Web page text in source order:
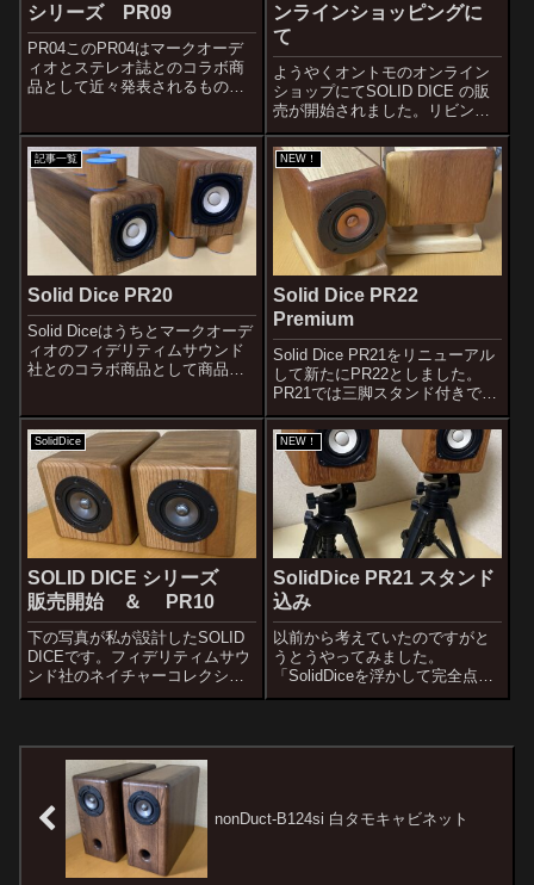
シリーズ PR09
PR04このPR04はマークオーデ
ィオとステレオ誌とのコラボ商
品として近々発表されるもので
マイカ版になる予定です。ユー
ヴェ工房としてこの小型デスク
トップ用パッシブラジエーター
式はシリー...
ンラインショッピングに
て
ようやくオントモのオンライン
ショップにてSOLID DICE の販
売が開始されました。リビング
オーディオというコンセプトに
なっていますが、もともとはデ
スクトップで高品位な小型スピ
ーカーというコンセプトで開発
したものです。デスクトップだ
けでは...
記事一覧
Solid Dice PR20
Solid Diceはうちとマークオーデ
ィオのフィデリティムサウンド
社とのコラボ商品として商品化
ています。どこで購入しても同
じスピーカーです。ユニットや
サイズを変更して同じスタイル
のス...
NEW！
Solid Dice PR22
Premium
Solid Dice PR21をリニューアル
して新たにPR22としました。
PR21では三脚スタンド付きでこ
れはイケる！と思っていたので
すが、どうもわたしの独りよが
りだったようであまり評判も良
くなくてガッカリな結果でし
た。家人は最初から、ダサ...
SolidDice
SOLID DICE シリーズ
販売開始 ＆ PR10
下の写真が私が設計したSOLID
DICEです。フィデリティムサウ
ンド社のネイチャーコレクショ
ンとして販売が開始されます。
友社のオンラインショッピング
でも販売が開始されます。非常
NEW！
SolidDice PR21 スタンド
込み
以前から考えていたのですがと
うとうやってみました。
「SolidDiceを浮かして完全点音
源化作戦」です。SolidDiceは最
と言って良いと思っています。
nonDuct-B124si 白タモキャビネット